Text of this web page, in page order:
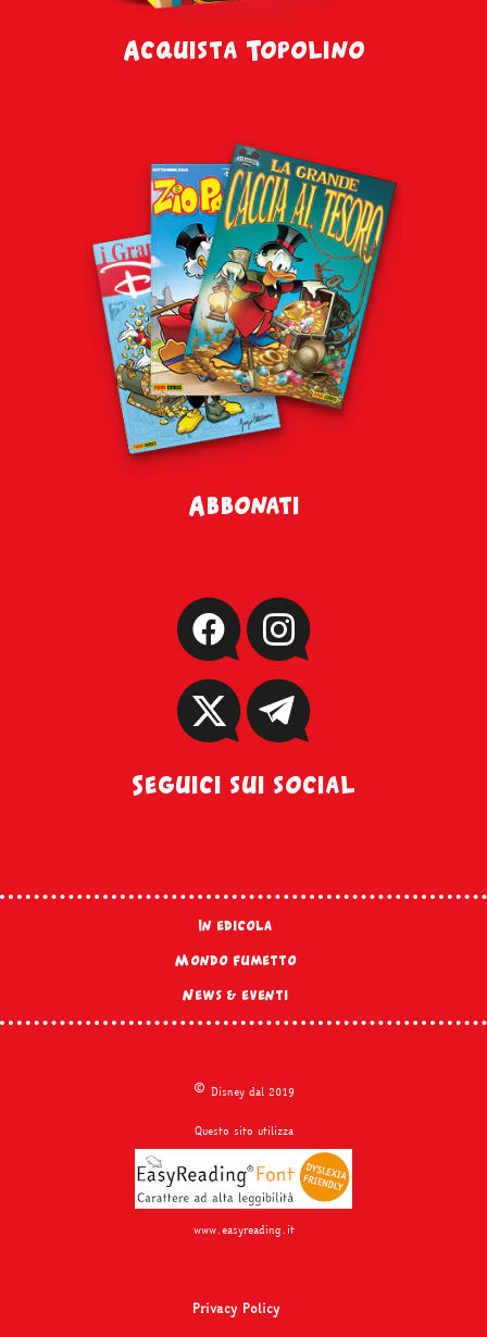
Acquista Topolino
Abbonati
Seguici sui social
In edicola
Mondo fumetto
News & eventi
© Disney dal 2019
Questo sito utilizza
www.easyreading.it
Privacy Policy